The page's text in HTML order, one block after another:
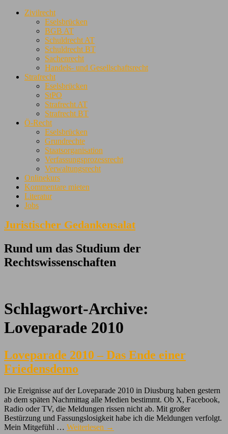
Zivilrecht
Eselsbrücken
BGB AT
Schuldrecht AT
Schuldrecht BT
Sachenrecht
Handels- und Gesellschaftsrecht
Strafrecht
Eselsbrücken
StPO
Strafrecht AT
Strafrecht BT
Ö-Recht
Eselsbrücken
Grundrechte
Staatsorganisation
Verfassungsprozessrecht
Verwaltungsrecht
Onlinekurs
Kommentare mieten
Literatur
Jobs
Juristischer Gedankensalat
Rund um das Studium der
Rechtswissenschaften
Schlagwort-Archive:
Loveparade 2010
Loveparade 2010 – Das Ende einer
Friedensdemo
Die Ereignisse auf der Loveparade 2010 in Diusburg haben gestern
ab dem späten Nachmittag alle Medien bestimmt. Ob X, Facebook,
Radio oder TV, die Meldungen rissen nicht ab. Mit großer
Bestürzung und Fassungslosigkeit habe ich die Meldungen verfolgt.
Mein Mitgefühl … Weiterlesen →